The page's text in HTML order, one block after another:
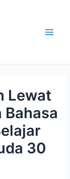
Lewat
30